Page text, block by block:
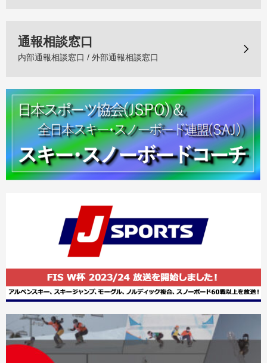
通報相談窓口
内部通報相談窓口 / 外部通報相談窓口